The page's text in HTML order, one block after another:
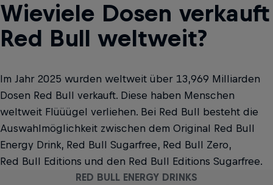
Wieviele Dosen verkauft
Red Bull weltweit?
Im Jahr 2025 wurden weltweit über 13,969 Milliarden
Dosen Red Bull verkauft. Diese haben Menschen
weltweit Flüüügel verliehen. Bei Red Bull besteht die
Auswahlmöglichkeit zwischen dem Original Red Bull
Energy Drink, Red Bull Sugarfree, Red Bull Zero,
Red Bull Editions und den Red Bull Editions Sugarfree.
RED BULL ENERGY DRINKS
RED BULL ENERGY DRINKS
RED BULL ENERGY DRINKS
RED BULL ENERGY DRINKS
RED BULL ENERGY DRINKS
RED BULL ENERGY DRINKS
RED BULL ENERGY DRINKS
RED BULL ENERGY DRINKS
RED BULL ENERGY DRINKS
RED BULL ENERGY DRINKS
RED BULL ENERGY DRINKS
RED BULL ENERGY DRINKS
RED BULL ENERGY DRINKS
RED BULL ENERGY DRINKS